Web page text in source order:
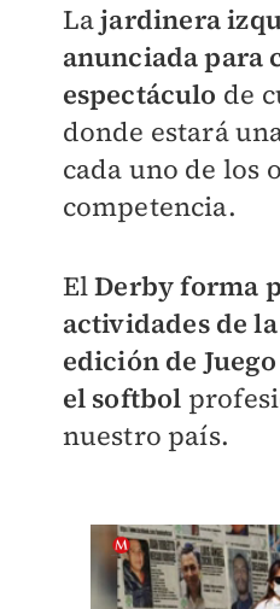
Lajardinera
anunciada para
espectáculo de
donde estará
cada uno de los
competencia.
ElDerby forma
actividades de
edición de Juego
el softbol
nuestro país.